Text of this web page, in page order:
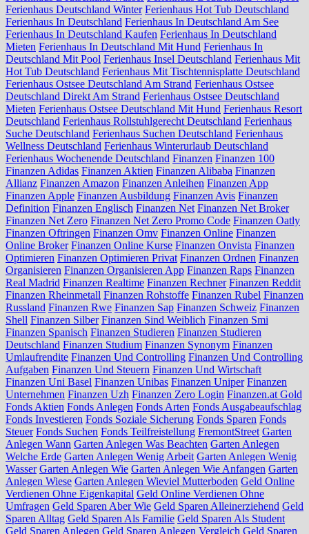
Ferienhaus Deutschland Winter Ferienhaus Hot Tub Deutschland
Ferienhaus In Deutschland Ferienhaus In Deutschland Am See
Ferienhaus In Deutschland Kaufen Ferienhaus In Deutschland
Mieten Ferienhaus In Deutschland Mit Hund Ferienhaus In
Deutschland Mit Pool Ferienhaus Insel Deutschland Ferienhaus Mit
Hot Tub Deutschland Ferienhaus Mit Tischtennisplatte Deutschland
Ferienhaus Ostsee Deutschland Am Strand Ferienhaus Ostsee
Deutschland Direkt Am Strand Ferienhaus Ostsee Deutschland
Mieten Ferienhaus Ostsee Deutschland Mit Hund Ferienhaus Resort
Deutschland Ferienhaus Rollstuhlgerecht Deutschland Ferienhaus
Suche Deutschland Ferienhaus Suchen Deutschland Ferienhaus
Wellness Deutschland Ferienhaus Winterurlaub Deutschland
Ferienhaus Wochenende Deutschland Finanzen Finanzen 100
Finanzen Adidas Finanzen Aktien Finanzen Alibaba Finanzen
Allianz Finanzen Amazon Finanzen Anleihen Finanzen App
Finanzen Apple Finanzen Ausbildung Finanzen Avis Finanzen
Definition Finanzen Englisch Finanzen Net Finanzen Net Broker
Finanzen Net Zero Finanzen Net Zero Promo Code Finanzen Oatly
Finanzen Oftringen Finanzen Omv Finanzen Online Finanzen
Online Broker Finanzen Online Kurse Finanzen Onvista Finanzen
Optimieren Finanzen Optimieren Privat Finanzen Ordnen Finanzen
Organisieren Finanzen Organisieren App Finanzen Raps Finanzen
Real Madrid Finanzen Realtime Finanzen Rechner Finanzen Reddit
Finanzen Rheinmetall Finanzen Rohstoffe Finanzen Rubel Finanzen
Russland Finanzen Rwe Finanzen Sap Finanzen Schweiz Finanzen
Shell Finanzen Silber Finanzen Sind Weiblich Finanzen Smi
Finanzen Spanisch Finanzen Studieren Finanzen Studieren
Deutschland Finanzen Studium Finanzen Synonym Finanzen
Umlaufrendite Finanzen Und Controlling Finanzen Und Controlling
Aufgaben Finanzen Und Steuern Finanzen Und Wirtschaft
Finanzen Uni Basel Finanzen Unibas Finanzen Uniper Finanzen
Unternehmen Finanzen Uzh Finanzen Zero Login Finanzen.at Gold
Fonds Aktien Fonds Anlegen Fonds Arten Fonds Ausgabeaufschlag
Fonds Investieren Fonds Soziale Sicherung Fonds Sparen Fonds
Steuer Fonds Suchen Fonds Teilfreistellung FremontStreet Garten
Anlegen Wann Garten Anlegen Was Beachten Garten Anlegen
Welche Erde Garten Anlegen Wenig Arbeit Garten Anlegen Wenig
Wasser Garten Anlegen Wie Garten Anlegen Wie Anfangen Garten
Anlegen Wiese Garten Anlegen Wieviel Mutterboden Geld Online
Verdienen Ohne Eigenkapital Geld Online Verdienen Ohne
Umfragen Geld Sparen Aber Wie Geld Sparen Alleinerziehend Geld
Sparen Alltag Geld Sparen Als Familie Geld Sparen Als Student
Geld Sparen Anlegen Geld Sparen Anlegen Vergleich Geld Sparen